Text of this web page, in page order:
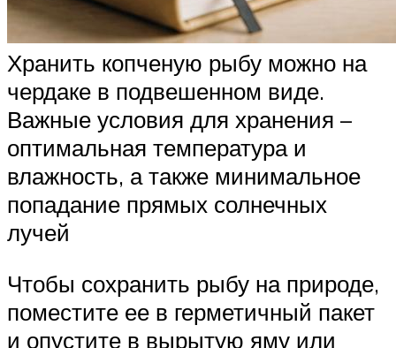
Хранить копченую рыбу можно на
чердаке в подвешенном виде.
Важные условия для хранения –
оптимальная температура и
влажность, а также минимальное
попадание прямых солнечных
лучей
Чтобы сохранить рыбу на природе,
поместите ее в герметичный пакет
и опустите в вырытую яму или